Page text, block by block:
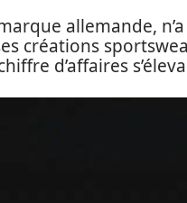
allemande,
créations
d’affaires